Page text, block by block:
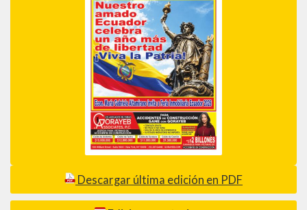
Descargar última edición en PDF